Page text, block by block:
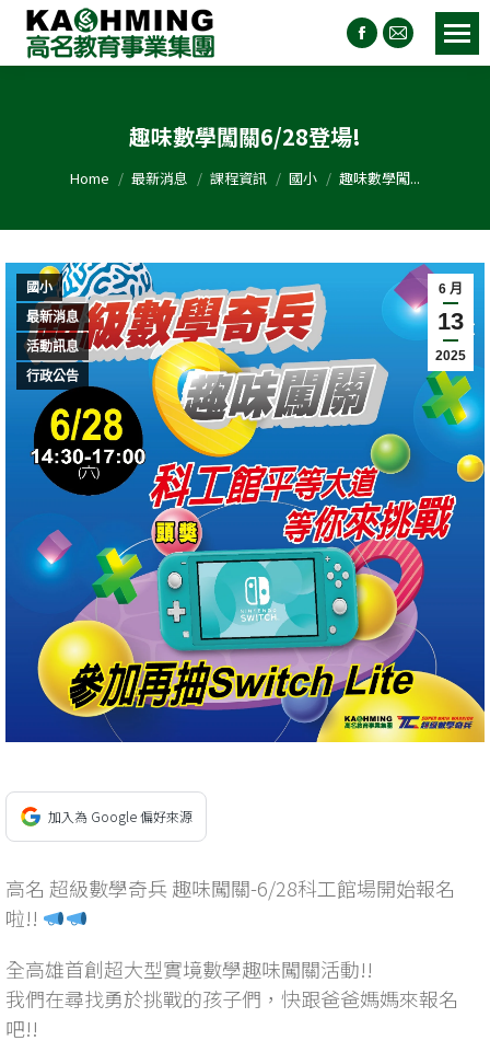
趣味數學闖關6/28登場!
You are here:
Home 最新消息 課程資訊 國小 趣味數學闖...
6 月
13
2025
國小
最新消息
活動訊息
行政公告
加入為 Google 偏好來源
高名 超級數學奇兵 趣味闖關-6/28科工館場開始報名
啦!!
全高雄首創超大型實境數學趣味闖關活動!!
我們在尋找勇於挑戰的孩子們，快跟爸爸媽媽來報名
吧!!